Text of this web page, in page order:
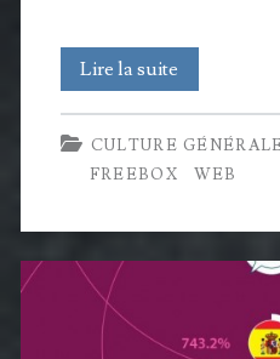
Lire la suite
des
accès
CULTURE
FREEBOX
WEB